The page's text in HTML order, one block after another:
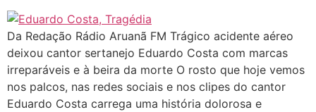
Da Redação Rádio Aruanã FM Trágico acidente aéreo
deixou cantor sertanejo Eduardo Costa com marcas
irreparáveis e à beira da morte O rosto que hoje vemos
nos palcos, nas redes sociais e nos clipes do cantor
Eduardo Costa carrega uma história dolorosa e